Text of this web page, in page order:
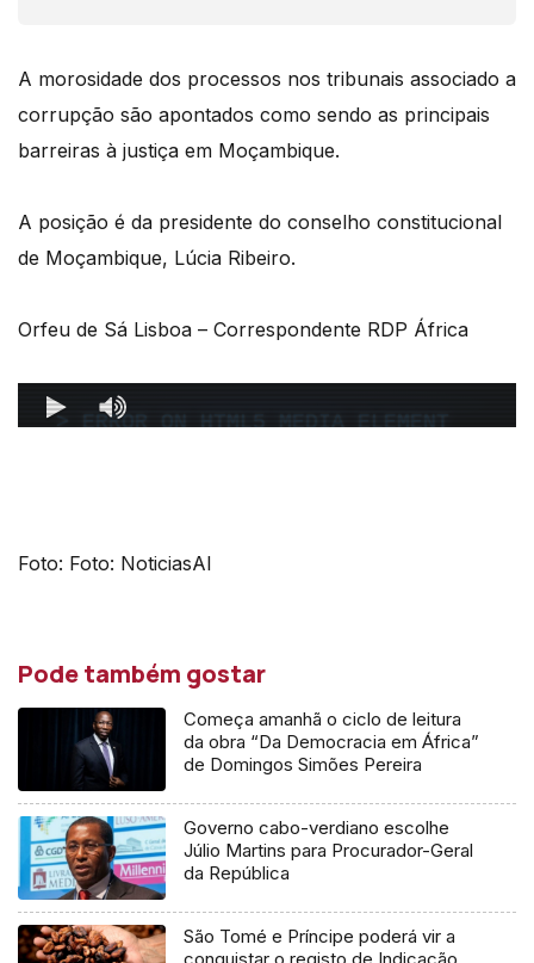
A morosidade dos processos nos tribunais associado a
corrupção são apontados como sendo as principais
barreiras à justiça em Moçambique.
A posição é da presidente do conselho constitucional
de Moçambique, Lúcia Ribeiro.
Orfeu de Sá Lisboa – Correspondente RDP África
Foto: Foto: NoticiasAI
Pode também gostar
Começa amanhã o ciclo de leitura
da obra “Da Democracia em África”
de Domingos Simões Pereira
Governo cabo-verdiano escolhe
Júlio Martins para Procurador-Geral
da República
São Tomé e Príncipe poderá vir a
conquistar o registo de Indicação